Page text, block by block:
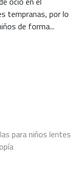
tempranas, por lo
de forma...
para niños lentes